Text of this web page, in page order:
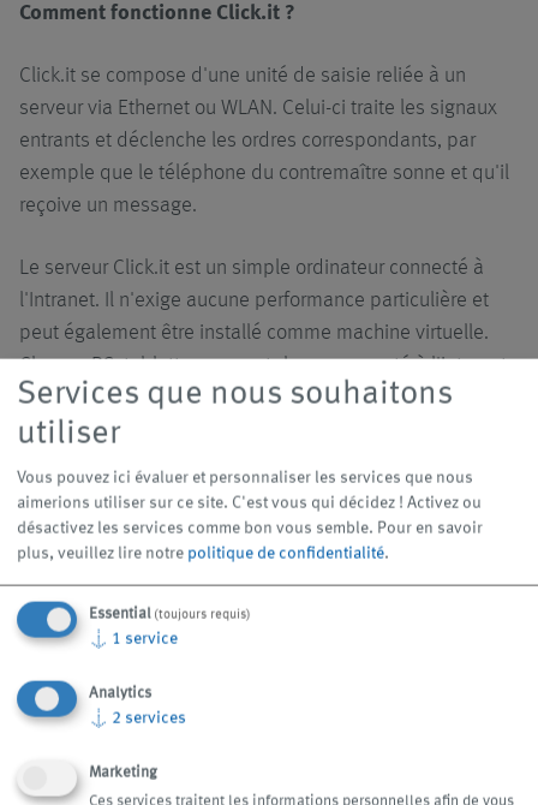
Comment fonctionne Click.it ?
Click.it se compose d'une unité de saisie reliée à un
serveur via Ethernet ou WLAN. Celui-ci traite les signaux
entrants et déclenche les ordres correspondants, par
exemple que le téléphone du contremaître sonne et qu'il
reçoive un message.
Le serveur Click.it est un simple ordinateur connecté à
l'Intranet. Il n'exige aucune performance particulière et
peut également être installé comme machine virtuelle.
Chaque PC, tablette ou smartphone connecté à l'intranet
peut communiquer avec le serveur Click.it et échanger
des données, à condition d'en avoir les droits. Markus
standardisation du matériel et des logiciels, afin que le
système fonctionne de manière stable et que les
modifications ou les nouveaux développements puissent
être mis en œuvre rapidement. »
Click.it convient également à la saisie de données de
machines
responsables du département Pièces brutes se sont
Services que nous souhaitons
utiliser
Vous pouvez ici évaluer et personnaliser les services que nous
aimerions utiliser sur ce site. C'est vous qui décidez ! Activez ou
désactivez les services comme bon vous semble. Pour en savoir
plus, veuillez lire notre politique de confidentialité.
Essential (toujours requis)
↓ 1 service
Analytics
↓ 2 services
Marketing
Ces services traitent les informations personnelles afin de vous